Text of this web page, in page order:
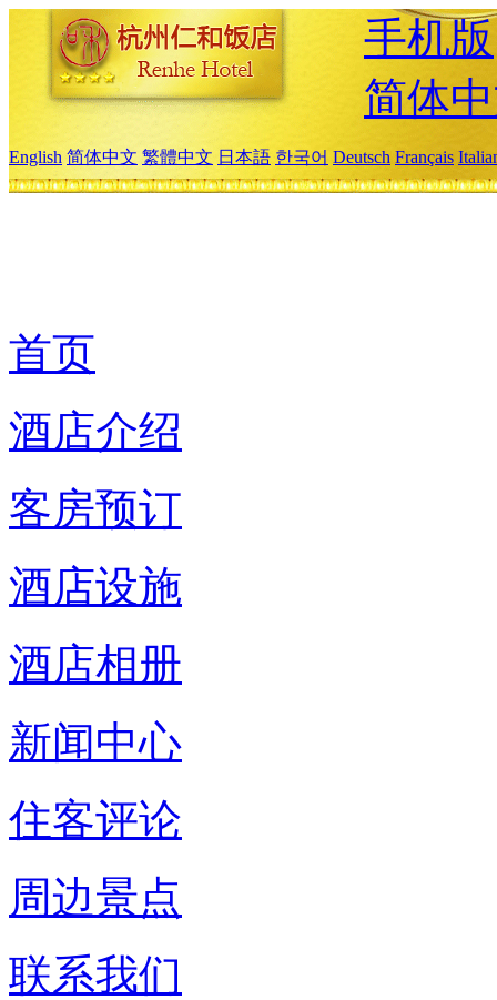
手机版
简体
English 简体中文 繁體中文 日本語 한국어 Deutsch Français
首页
酒店介绍
客房预订
酒店设施
酒店相册
新闻中心
住客评论
周边景点
联系我们